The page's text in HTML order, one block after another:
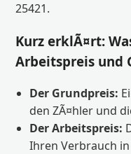
25421.
Kurz erklÃ¤rt:
Arbeitspreis und
Der Grundpreis:
den ZÃ¤hler und
Der Arbeitspreis:
Ihren Verbrauch